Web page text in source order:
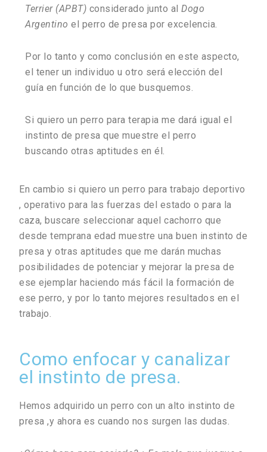
Terrier (APBT) considerado junto alDogo
Argentino el perro de presa por excelencia.
Por lo tanto y como conclusión en este aspecto,
el tener un individuo u otro será elección del
guía en función de lo que busquemos.
Si quiero un perro para terapia me dará igual el
instinto de presa que muestre el perro
buscando otras aptitudes en él.
En cambio si quiero un perro para trabajo deportivo
, operativo para las fuerzas del estado o para la
caza, buscare seleccionar aquel cachorro que
desde temprana edad muestre una buen instinto de
presa y otras aptitudes que me darán muchas
posibilidades de potenciar y mejorar la presa de
ese ejemplar haciendo más fácil la formación de
ese perro, y por lo tanto mejores resultados en el
trabajo.
Como enfocar y canalizar
el instinto de presa.
Hemos adquirido un perro con un alto instinto de
presa ,y ahora es cuando nos surgen las dudas.